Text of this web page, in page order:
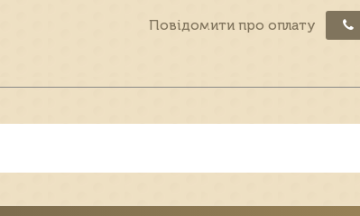
Повідомити про оплату